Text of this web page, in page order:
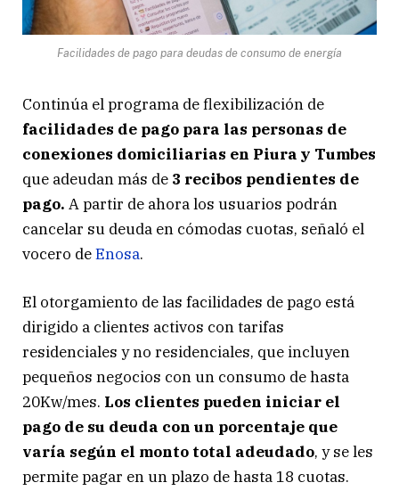
Facilidades de pago para deudas de consumo de energía
Continúa el programa de flexibilización de
facilidades de pago para las personas de
conexiones domiciliarias en Piura y Tumbes
que adeudan más de 3 recibos pendientes de
pago. A partir de ahora los usuarios podrán
cancelar su deuda en cómodas cuotas, señaló el
vocero deEnosa.
El otorgamiento de las facilidades de pago está
dirigido a clientes activos con tarifas
residenciales y no residenciales, que incluyen
pequeños negocios con un consumo de hasta
20Kw/mes. Los clientes pueden iniciar el
pago de su deuda con un porcentaje que
varía según el monto total adeudado, y se les
permite pagar en un plazo de hasta 18 cuotas.